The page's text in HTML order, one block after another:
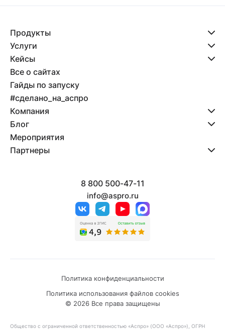
Продукты
Услуги
Кейсы
Все о сайтах
Гайды по запуску
#сделано_на_аспро
Компания
Блог
Мероприятия
Партнеры
8 800 500-47-11
info@aspro.ru
© 2026 Все права защищены
Политика конфиденциальности
Политика использования файлов cookies
Общество с ограниченной ответственностью «Аспро» (ООО «Аспро»), ОГРН